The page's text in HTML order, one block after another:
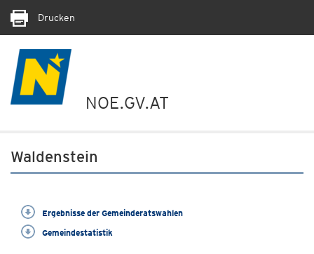
Drucken
NOE.GV.AT
Waldenstein
Ergebnisse der Gemeinderatswahlen
Gemeindestatistik